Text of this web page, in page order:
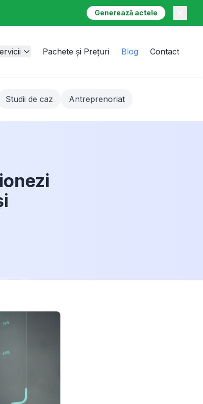
Generează actele
Pachete și Prețuri Blog Contact
Studii de caz Antreprenoriat